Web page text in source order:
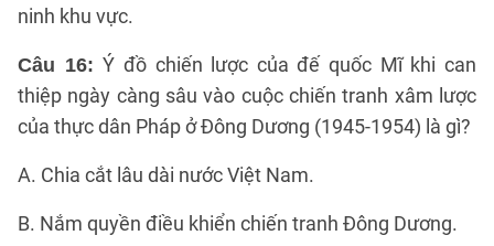
ninh khu vực.
Câu 16:Ý đồ chiến lược của đế quốc Mĩ khi can
thiệp ngày càng sâu vào cuộc chiến tranh xâm lược
của thực dân Pháp ở Đông Dương (1945-1954) là gì?
A. Chia cắt lâu dài nước Việt Nam.
B. Nắm quyền điều khiển chiến tranh Đông Dương.